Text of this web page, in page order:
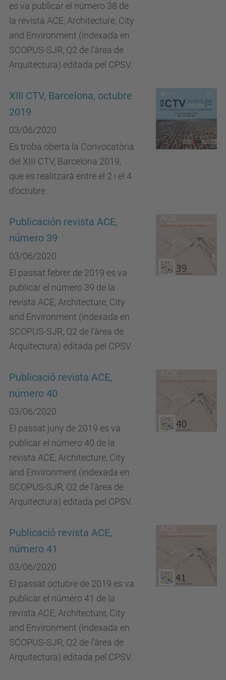
es va publicar el número 38 de
la revista ACE, Architecture, City
and Environment (indexada en
SCOPUS-SJR, Q2 de l’àrea de
Arquitectura) editada pel CPSV.
XIII CTV, Barcelona, octubre
2019
03/06/2020
Es troba oberta la Convocatòria
del XIII CTV, Barcelona 2019,
que es realitzarà entre el 2 i el 4
d’octubre.
Publicación revista ACE,
número 39
03/06/2020
El passat febrer de 2019 es va
publicar el número 39 de la
revista ACE, Architecture, City
and Environment (indexada en
SCOPUS-SJR, Q2 de l’àrea de
Arquitectura) editada pel CPSV.
Publicació revista ACE,
número 40
03/06/2020
El passat juny de 2019 es va
publicar el número 40 de la
revista ACE, Architecture, City
and Environment (indexada en
SCOPUS-SJR, Q2 de l’àrea de
Arquitectura) editada pel CPSV.
Publicació revista ACE,
número 41
03/06/2020
El passat octubre de 2019 es va
publicar el número 41 de la
revista ACE, Architecture, City
and Environment (indexada en
SCOPUS-SJR, Q2 de l’àrea de
Arquitectura) editada pel CPSV.